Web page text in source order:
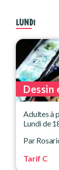
LUNDI
Dessin
Adultes à
Lundi de
Par
Tarif C